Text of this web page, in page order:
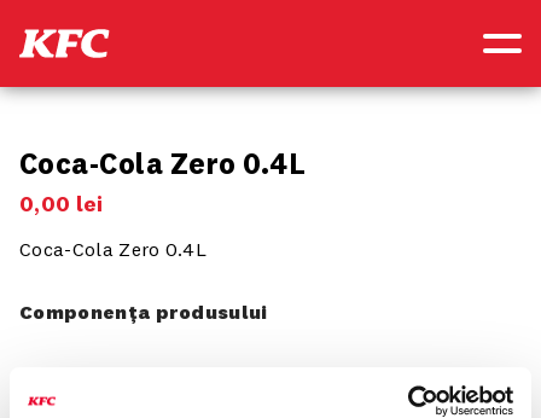
Coca-Cola Zero 0.4L
0,00 lei
Coca-Cola Zero 0.4L
Componența produsului